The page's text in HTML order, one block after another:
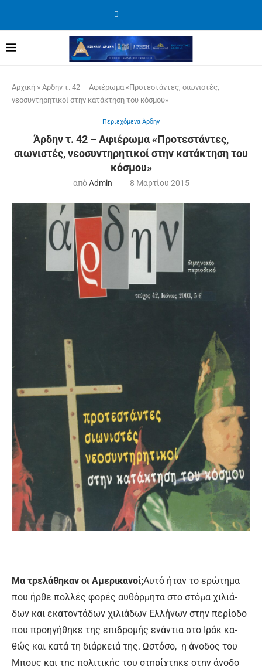
Αρχική » Άρδην τ. 42 – Αφιέρωμα «Προτεστάντες, σιωνιστές,
νεοσυντηρητικοί στην κατάκτηση του κόσμου»
Περιεχόμενα Άρδην
Άρδην τ. 42 – Αφιέρωμα «Προτεστάντες,
σιωνιστές, νεοσυντηρητικοί στην κατάκτηση του
κόσμου»
απόAdmin 8 Μαρτίου 2015
Μα τρε­λά­θη­καν οι Α­με­ρι­κα­νοί;Αυ­τό ή­ταν το ε­ρώ­τη­μα
που ήρ­θε πολ­λές φο­ρές αυ­θόρ­μη­τα στο στό­μα χι­λιά­
δων και ε­κα­το­ντά­δων χι­λιά­δων Ελ­λή­νων στην πε­ρί­ο­δο
που προ­η­γή­θη­κε της ε­πι­δρο­μής ε­νά­ντια στο Ι­ράκ κα­
θώς και κα­τά τη διάρ­κειά της. Ωστόσο, η ά­νο­δος του
Μπους και της πο­λι­τι­κής του στη­ρί­χτη­κε στην ά­νο­δο